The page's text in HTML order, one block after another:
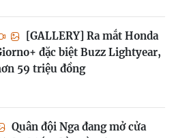
[GALLERY] Ra mắt Honda
đặc biệt Buzz Lightyear,
59 triệu đồng
Quân đội Nga đang mở cửa